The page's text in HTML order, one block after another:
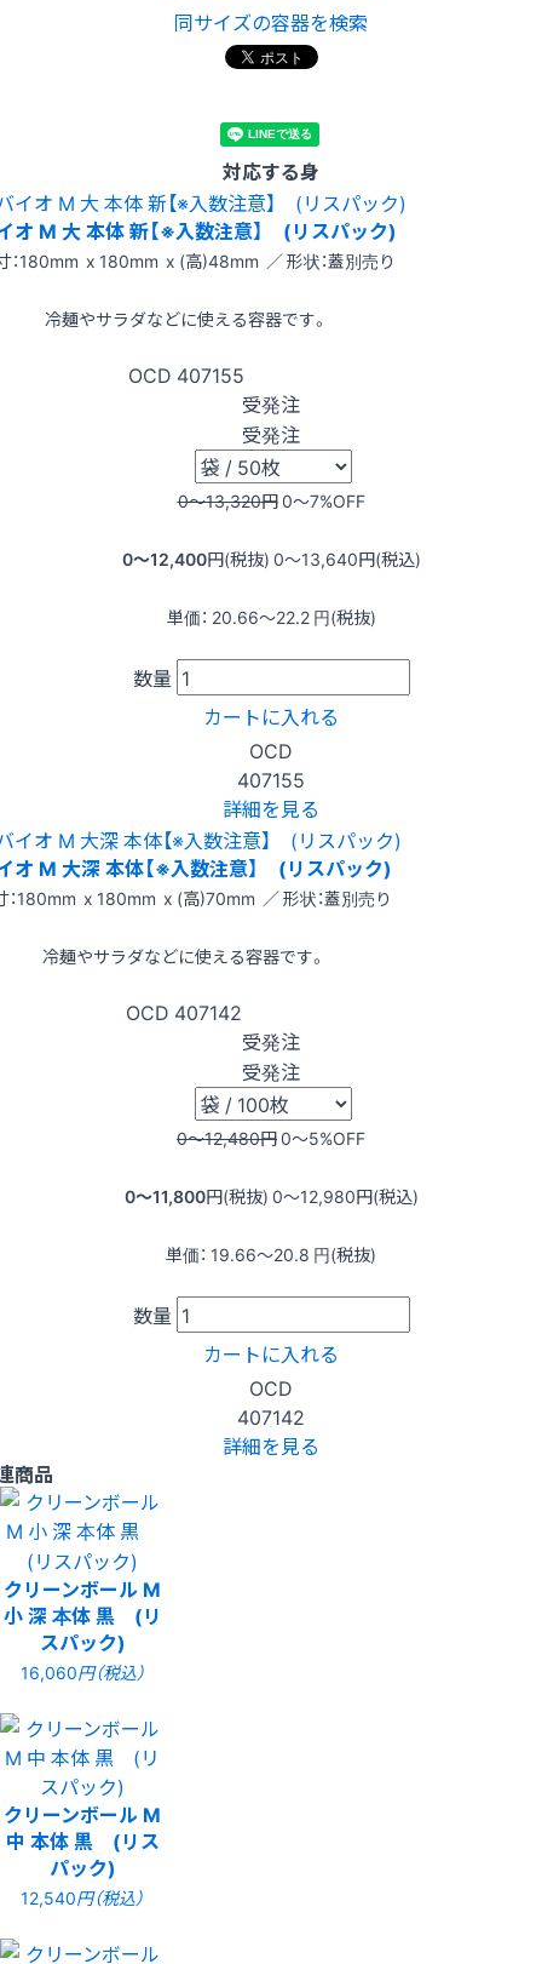
同サイズの容器を検索
対応する身
オ M 大 本体 新【※入数注意】 (リスパック)
：180mm x 180mm x (高)48mm ／ 形状：蓋別売り
冷麺やサラダなどに使える容器です。
OCD 407155
受発注
受発注
0〜13,320円0〜7%OFF
0〜12,400円(税抜) 0〜13,640円(税込)
単価： 20.66〜22.2 円(税抜)
数量
カートに入れる
OCD
407155
詳細を見る
オ M 大深 本体【※入数注意】 (リスパック)
：180mm x 180mm x (高)70mm ／ 形状：蓋別売り
冷麺やサラダなどに使える容器です。
OCD 407142
受発注
受発注
0〜12,480円0〜5%OFF
0〜11,800円(税抜) 0〜12,980円(税込)
単価： 19.66〜20.8 円(税抜)
数量
カートに入れる
OCD
407142
詳細を見る
商品
クリーンボール M
小 深 本体 黒 (リ
スパック)
16,060円（税込）
クリーンボール M
中 本体 黒 (リス
パック)
12,540円（税込）